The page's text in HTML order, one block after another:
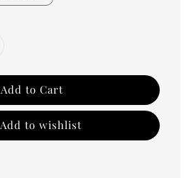
Add to Cart
Add to wishlist